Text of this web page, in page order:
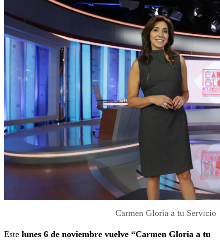
Carmen Gloria a tu Servicio
Este lunes 6 de noviembre vuelve “Carmen Gloria a tu